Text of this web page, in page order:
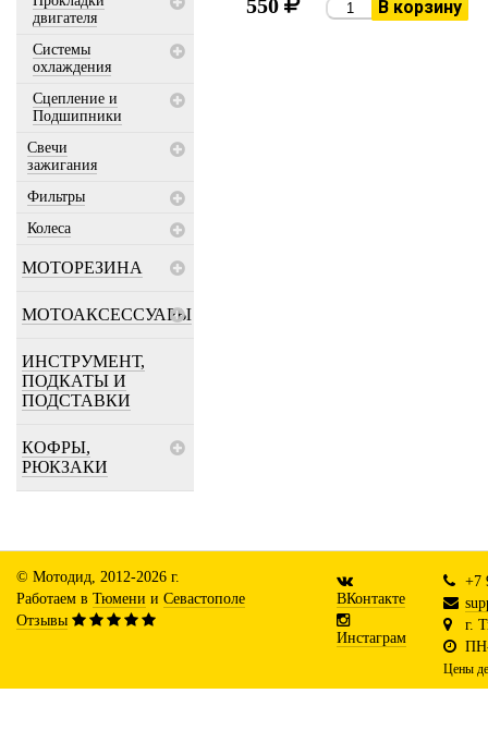
двигателя
Системы
охлаждения
Сцепление и
Подшипники
Свечи
зажигания
Фильтры
Колеса
МОТОРЕЗИНА
МОТОАКСЕССУАРЫ
ИНСТРУМЕНТ,
ПОДКАТЫ И
ПОДСТАВКИ
КОФРЫ,
РЮКЗАКИ
550 В корзину
© Мотодид, 2012-2026 г.
Работаем в Тюмени и Севастополе
Отзывы
ВКонтакте
Инстаграм
+7
г.
Цены